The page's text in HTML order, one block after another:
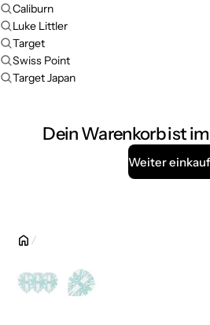
Caliburn
Luke Littler
Target
Swiss Point
Target Japan
Dein Warenkorb ist
Weiter